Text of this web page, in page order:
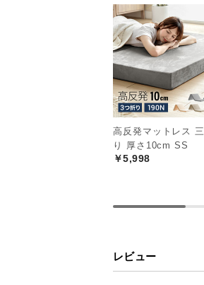
湿気を
高反発マットレス
り 厚さ10cm SS
￥5,998
レビュー